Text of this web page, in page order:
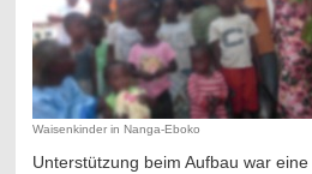
Waisenkinder in Nanga-Eboko
Unterstützung beim Aufbau war